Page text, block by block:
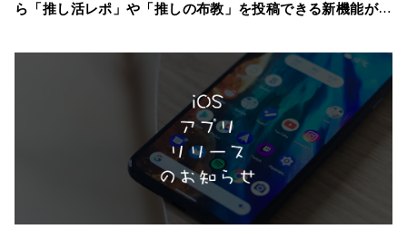
ら「推し活レポ」や「推しの布教」を投稿できる新機能が登